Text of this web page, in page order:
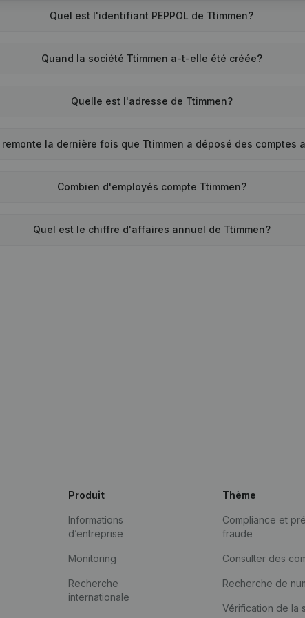
Quel est l'identifiant PEPPOL de Ttimmen?
Quand la société Ttimmen a-t-elle été créée?
Quelle est l'adresse de Ttimmen?
remonte la dernière fois que Ttimmen a déposé des comptes
Combien d'employés compte Ttimmen?
Quel est le chiffre d'affaires annuel de Ttimmen?
Produit
Informations
d’entreprise
Monitoring
Recherche
internationale
Thème
Compliance et
fraude
Consulter des
Recherche de
Vérification de la